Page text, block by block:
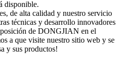
disponible.
de alta calidad y nuestro servicio
técnicas y desarrollo innovadores
de DONGJIAN en el
a que visite nuestro sitio web y se
y sus productos!